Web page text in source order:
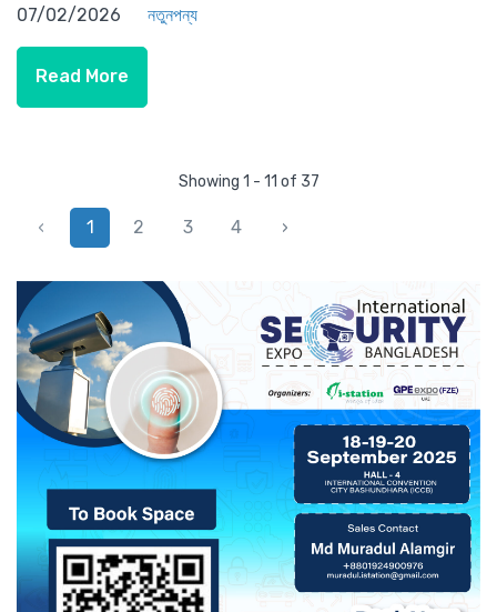
07/02/2026 নতুনপন্য
Read More
Showing 1 - 11 of 37
‹ 1 2 3 4 ›